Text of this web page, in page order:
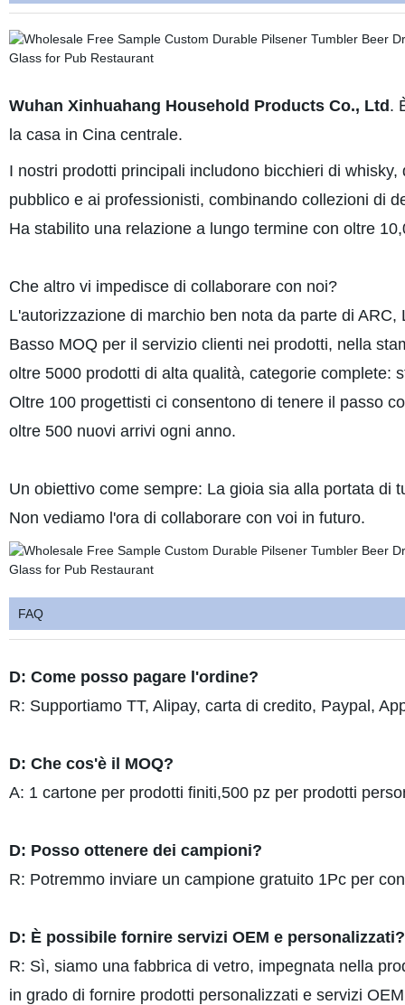
Wuhan Xinhuahang Household Products Co., Ltd .
la casa in Cina centrale.
I nostri prodotti principali includono bicchieri di
pubblico e ai professionisti, combinando collezioni di
Ha stabilito una relazione a lungo termine con oltre
Che altro vi impedisce di collaborare con noi?
L'autorizzazione di marchio ben nota da parte di ARC,
Basso MOQ per il servizio clienti nei prodotti, nella
oltre 5000 prodotti di alta qualità, categorie complete:
Oltre 100 progettisti ci consentono di tenere il passo
oltre 500 nuovi arrivi ogni anno.
Un obiettivo come sempre: La gioia sia alla portata di
Non vediamo l'ora di collaborare con voi in futuro.
FAQ
D: Come posso pagare l'ordine?
R: Supportiamo TT, Alipay, carta di credito, Paypal,
D: Che cos'è il MOQ?
A: 1 cartone per prodotti finiti,500 pz per prodotti
D: Posso ottenere dei campioni?
R: Potremmo inviare un campione gratuito 1Pc per
D: È possibile fornire servizi OEM e personalizzati?
R: Sì, siamo una fabbrica di vetro, impegnata nella
in grado di fornire prodotti personalizzati e servizi